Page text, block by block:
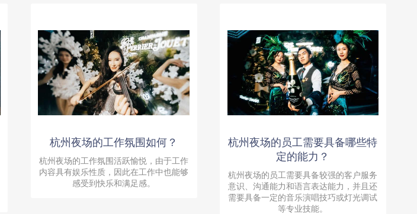
杭州夜场的工作氛围如何？
杭州夜场的工作氛围活跃愉悦，由于工作
内容具有娱乐性质，因此在工作中也能够
感受到快乐和满足感。
杭州夜场的员工需要具备哪些特
定的能力？
杭州夜场的员工需要具备较强的客户服务
意识、沟通能力和语言表达能力，并且还
需要具备一定的音乐演唱技巧或灯光调试
等专业技能。